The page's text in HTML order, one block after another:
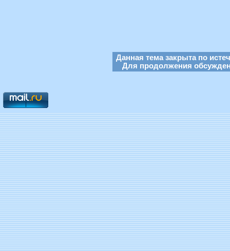
Данная тема закрыта по
Для продолжения